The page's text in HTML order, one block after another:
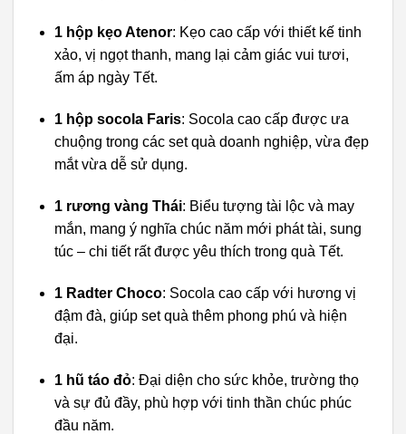
1 hộp kẹo Atenor: Kẹo cao cấp với thiết kế tinh
xảo, vị ngọt thanh, mang lại cảm giác vui tươi,
ấm áp ngày Tết.
1 hộp socola Faris: Socola cao cấp được ưa
chuộng trong các set quà doanh nghiệp, vừa đẹp
mắt vừa dễ sử dụng.
1 rương vàng Thái: Biểu tượng tài lộc và may
mắn, mang ý nghĩa chúc năm mới phát tài, sung
túc – chi tiết rất được yêu thích trong quà Tết.
1 Radter Choco: Socola cao cấp với hương vị
đậm đà, giúp set quà thêm phong phú và hiện
đại.
1 hũ táo đỏ: Đại diện cho sức khỏe, trường thọ
và sự đủ đầy, phù hợp với tinh thần chúc phúc
đầu năm.